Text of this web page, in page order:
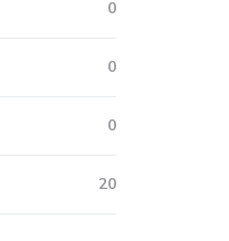
0
0
0
20